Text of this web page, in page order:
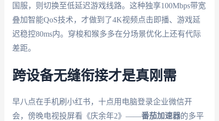
国服，则切换至低延迟游戏线路。这种独享100Mbps带宽
叠加智能QoS技术，才做到了4K视频点击即播、游戏延
迟稳控80ms内。穿梭和猴多多在分场景优化上还有代际
差距。
跨设备无缝衔接才是真刚需
早八点在手机刷小红书，十点用电脑登录企业微信开
会，傍晚电视投屏看《庆余年2》——番茄加速器的多平